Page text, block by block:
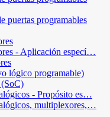
puertas programables
- Aplicación especí…
lógico programable)
- Propósito es…
multiplexores,…